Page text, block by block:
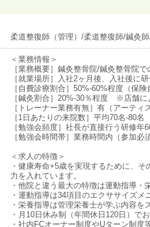
柔道整復師（管理）/柔道整復師/鍼灸
＜業務情報＞
［業務概要］鍼灸整骨院/鍼灸整骨院
［就業場所］入社2ヶ月後、入社後に
［自費診療割合］50%‐60%程度（保
［鍼灸割合］20%-30％程度 ※店舗に
［トレーナー業務有無］有（アーティ
［1日あたりの来院数］平均70名-80名
［勉強会頻度］社長が直接行う研修
［勉強会時間帯］業務時間内（参加
＜求人の特徴＞
・健康寿命+5歳を実現するために、
力を入れています。
・他院と違う最大の特徴は運動指導
・運動指導は34項目のエクササイズ
・栄養指導は管理栄養士が学ぶ内容
・月10日休み制（年間休日120日）で
・社内FCオーナー制度やUターン制